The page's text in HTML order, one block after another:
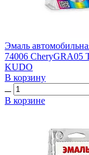
Эмаль
74006 CheryGRA05
KUDO
В корзину
В корзине